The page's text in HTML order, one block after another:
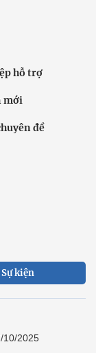
hỗ trợ
mới
đề
Sự kiện
10/2025